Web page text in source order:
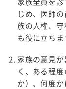
じめ、医師
族の人権、
も役に立ちま
家族の意見
く、ある程
か）、何度